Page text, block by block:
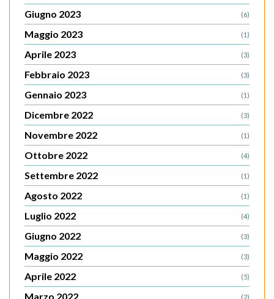
Giugno 2023 (6)
Maggio 2023 (1)
Aprile 2023 (3)
Febbraio 2023 (3)
Gennaio 2023 (1)
Dicembre 2022 (3)
Novembre 2022 (1)
Ottobre 2022 (4)
Settembre 2022 (1)
Agosto 2022 (1)
Luglio 2022 (4)
Giugno 2022 (3)
Maggio 2022 (3)
Aprile 2022 (5)
Marzo 2022 (2)